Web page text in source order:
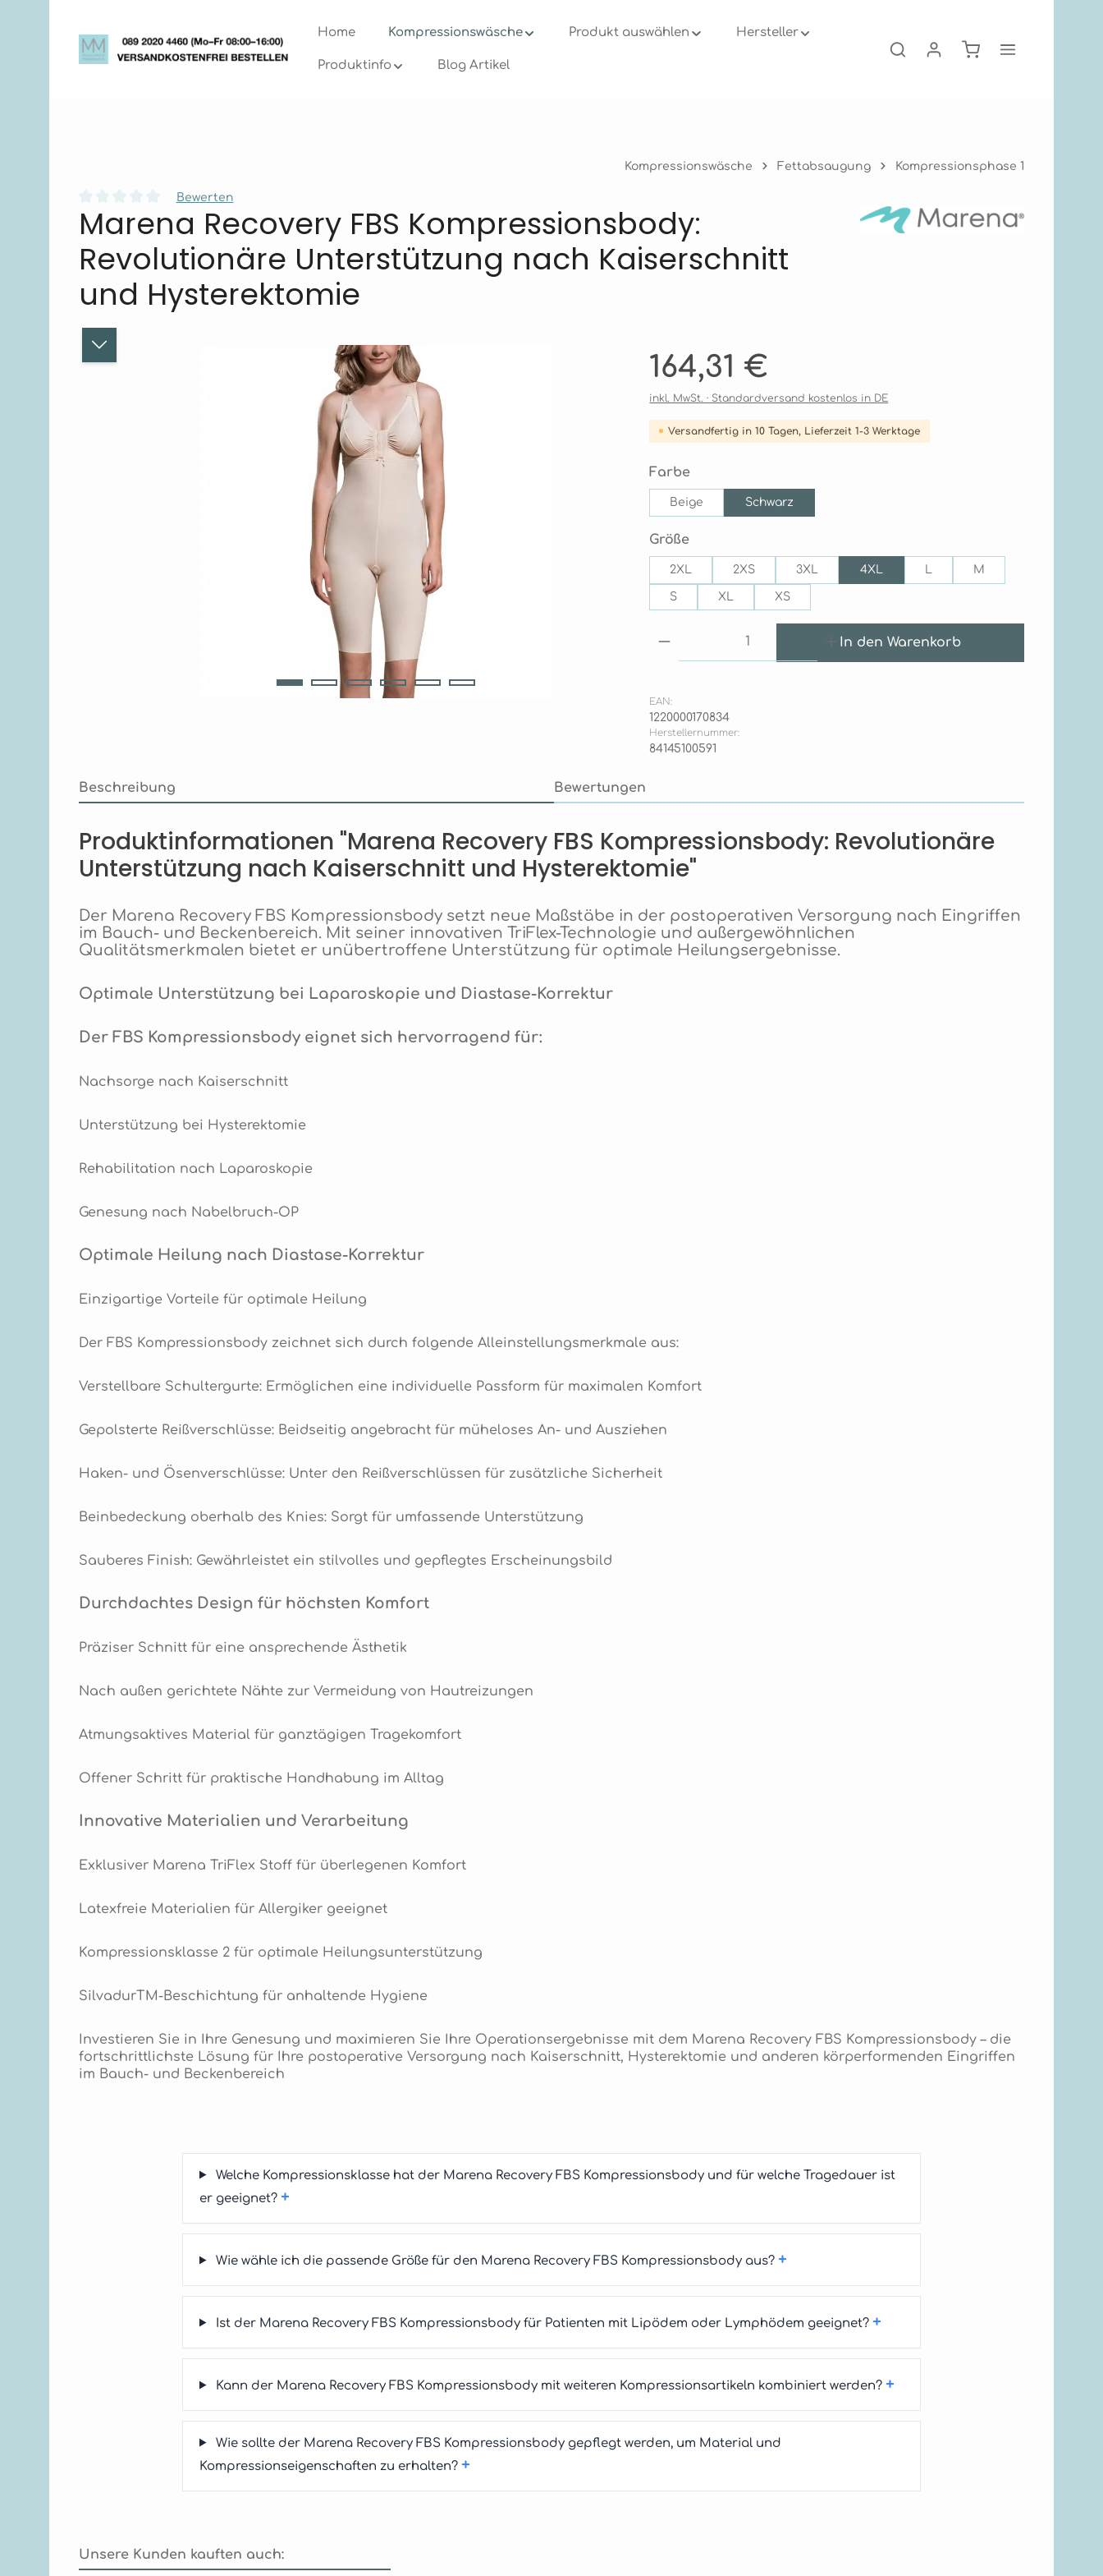
Home Kompressionswäsche Produkt auswählen Hersteller
Produktinfo Blog Artikel
Warenkorb enthält
Kompressionswäsche Fettabsaugung Kompressionsphase 1
Durchschnittliche Bewertung von 0 von 5 Sternen
Bewerten
Marena Recovery FBS Kompressionsbody:
Revolutionäre Unterstützung nach Kaiserschnitt
und Hysterektomie
Bildergalerie überspringen Regulärer Preis:
164,31 €
inkl. MwSt. · Standardversand kostenlos in DE
Versandfertig in 10 Tagen, Lieferzeit 1-3 Werktage
Farbeauswählen
Beige Schwarz
Größeauswählen
2XL 2XS 3XL 4XL M
S XL XS
Produkt Anzahl: Gib den gewünschten
In den Warenkorb
EAN:
1220000170834
Herstellernummer:
84145100591
Beschreibung Bewertungen
Produktinformationen "Marena Recovery FBS Kompressionsbody: Revolutionäre
Unterstützung nach Kaiserschnitt und Hysterektomie"
Der Marena Recovery FBS Kompressionsbody setzt neue Maßstäbe in der postoperativen Versorgung nach Eingriffen
im Bauch- und Beckenbereich. Mit seiner innovativen TriFlex-Technologie und außergewöhnlichen
Qualitätsmerkmalen bietet er unübertroffene Unterstützung für optimale Heilungsergebnisse.
Optimale Unterstützung bei Laparoskopie und Diastase-Korrektur
Der FBS Kompressionsbody eignet sich hervorragend für:
Nachsorge nach Kaiserschnitt
Unterstützung bei Hysterektomie
Rehabilitation nach Laparoskopie
Genesung nach Nabelbruch-OP
Optimale Heilung nach Diastase-Korrektur
Einzigartige Vorteile für optimale Heilung
Der FBS Kompressionsbody zeichnet sich durch folgende Alleinstellungsmerkmale aus:
Verstellbare Schultergurte: Ermöglichen eine individuelle Passform für maximalen Komfort
Gepolsterte Reißverschlüsse: Beidseitig angebracht für müheloses An- und Ausziehen
Haken- und Ösenverschlüsse: Unter den Reißverschlüssen für zusätzliche Sicherheit
Beinbedeckung oberhalb des Knies: Sorgt für umfassende Unterstützung
Sauberes Finish: Gewährleistet ein stilvolles und gepflegtes Erscheinungsbild
Durchdachtes Design für höchsten Komfort
Präziser Schnitt für eine ansprechende Ästhetik
Nach außen gerichtete Nähte zur Vermeidung von Hautreizungen
Atmungsaktives Material für ganztägigen Tragekomfort
Offener Schritt für praktische Handhabung im Alltag
Innovative Materialien und Verarbeitung
Exklusiver Marena TriFlex Stoff für überlegenen Komfort
Latexfreie Materialien für Allergiker geeignet
Kompressionsklasse 2 für optimale Heilungsunterstützung
SilvadurTM-Beschichtung für anhaltende Hygiene
Investieren Sie in Ihre Genesung und maximieren Sie Ihre Operationsergebnisse mit dem Marena Recovery FBS Kompressionsbody – die
fortschrittlichste Lösung für Ihre postoperative Versorgung nach Kaiserschnitt, Hysterektomie und anderen körperformenden Eingriffen
im Bauch- und Beckenbereich
Welche Kompressionsklasse hat der Marena Recovery FBS Kompressionsbody und für welche Tragedauer ist
er geeignet? +
Wie wähle ich die passende Größe für den Marena Recovery FBS Kompressionsbody aus? +
Ist der Marena Recovery FBS Kompressionsbody für Patienten mit Lipödem oder Lymphödem geeignet? +
Kann der Marena Recovery FBS Kompressionsbody mit weiteren Kompressionsartikeln kombiniert werden? +
Wie sollte der Marena Recovery FBS Kompressionsbody gepflegt werden, um Material und
Kompressionseigenschaften zu erhalten? +
Unsere Kunden kauften auch: